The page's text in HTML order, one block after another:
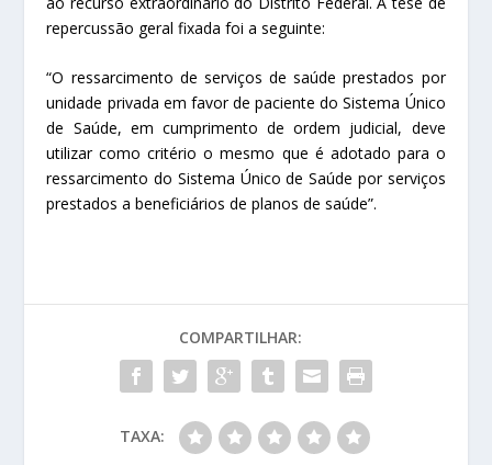
repercussão geral fixada foi a seguinte:
“O ressarcimento de serviços de saúde prestados por
unidade privada em favor de paciente do Sistema Único
de Saúde, em cumprimento de ordem judicial, deve
utilizar como critério o mesmo que é adotado para o
ressarcimento do Sistema Único de Saúde por serviços
prestados a beneficiários de planos de saúde”.
COMPARTILHAR:
TAXA: